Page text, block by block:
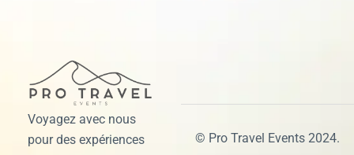
Voyagez avec nous
pour des expériences
© Pro Travel Events 2024.